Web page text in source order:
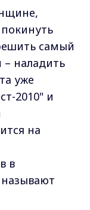
самый
– наладить
уже
2010" и
на
в